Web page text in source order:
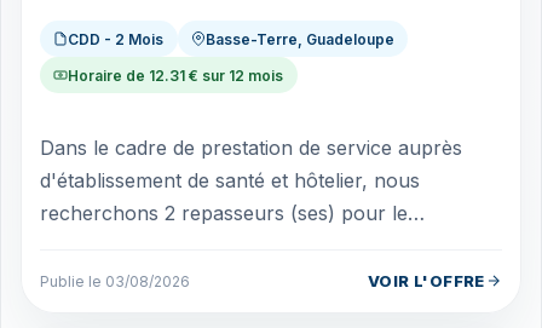
CDD - 2 Mois Basse-Terre, Guadeloupe
Horaire de 12.31 € sur 12 mois
Dans le cadre de prestation de service auprès
d'établissement de santé et hôtelier, nous
recherchons 2 repasseurs (ses) pour le
Publie le 03/08/2026 VOIR L'OFFRE